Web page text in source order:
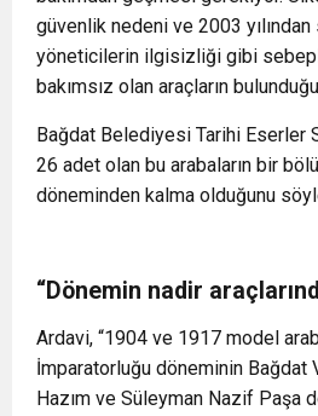
güvenlik nedeni ve 2003
yöneticilerin ilgisizliği gibi
bakımsız olan araçların
Bağdat Belediyesi Tarihi Eserler
26 adet olan bu arabaların bir
döneminden kalma olduğunu
“Dönemin nadir
Ardavi, “1904 ve 1917 model
İmparatorluğu döneminin Bağdat
Hazım ve Süleyman Nazif Paşa